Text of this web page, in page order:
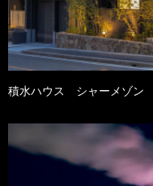
積水ハウス シャーメゾン